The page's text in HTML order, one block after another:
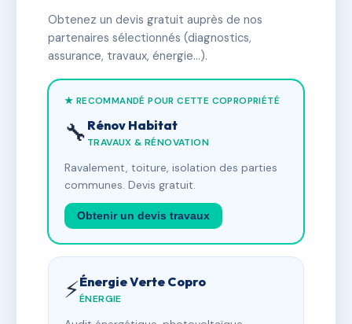
Obtenez un devis gratuit auprès de nos
partenaires sélectionnés (diagnostics,
assurance, travaux, énergie…).
★ RECOMMANDÉ POUR CETTE COPROPRIÉTÉ
🔧 Rénov Habitat
TRAVAUX & RÉNOVATION
Ravalement, toiture, isolation des parties
communes. Devis gratuit.
Obtenir un devis travaux
⚡Énergie Verte Copro
ÉNERGIE